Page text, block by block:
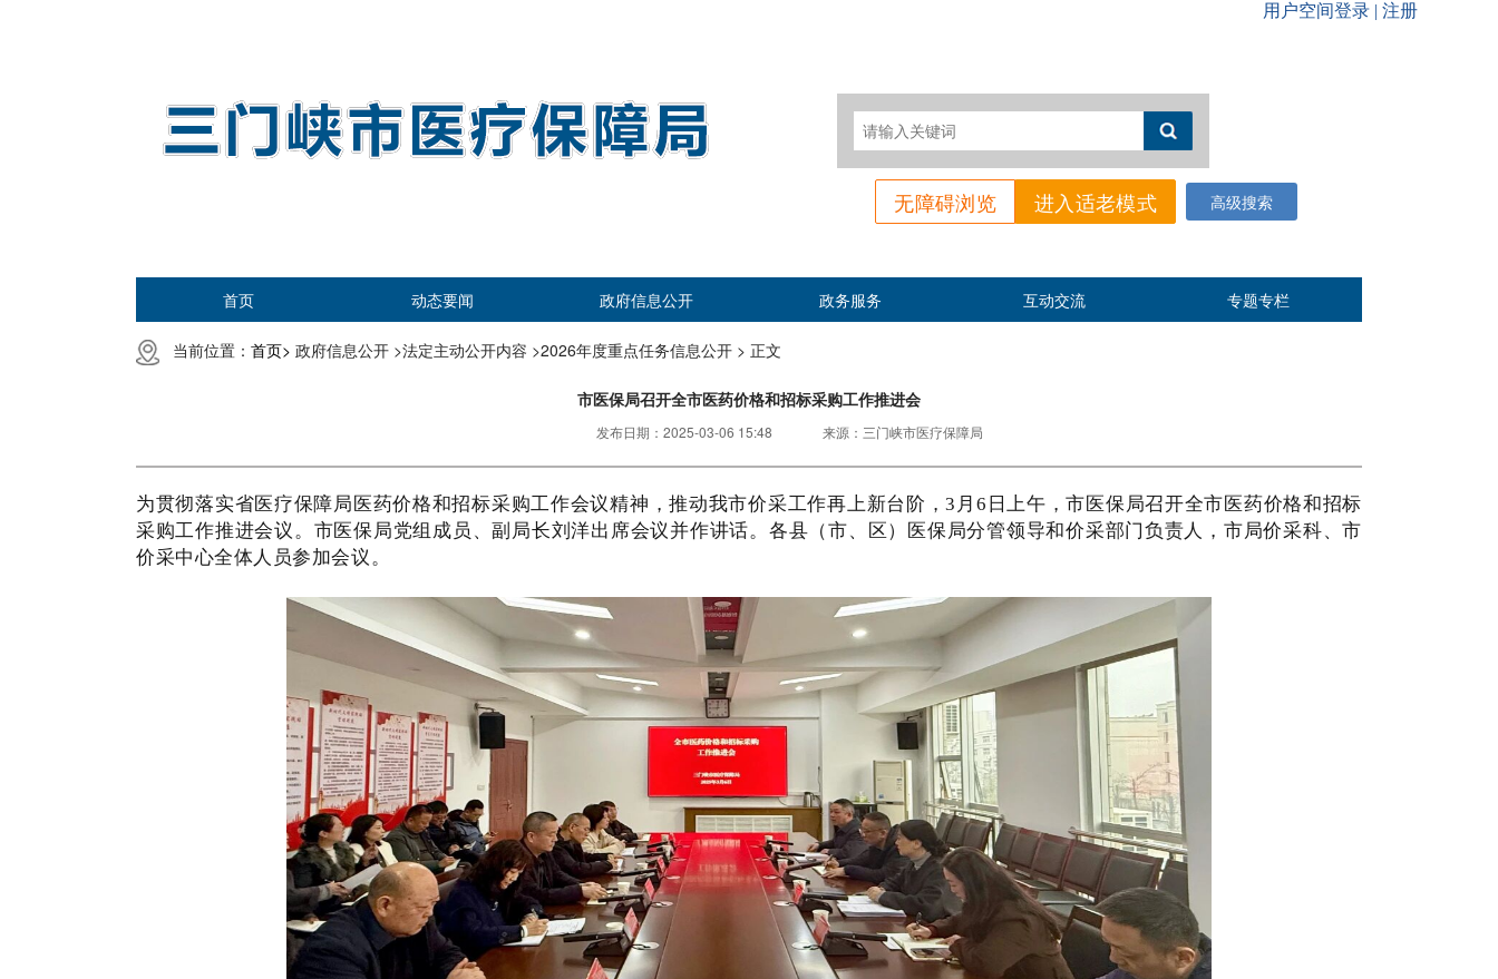
高级搜索
无障碍浏览 进入适老模式
首页 动态要闻 政府信息公开 政务服务 互动交流 专题专栏
当前位置： 首页> 政府信息公开 >法定主动公开内容 >2026年度重点任务信息公开 > 正文
市医保局召开全市医药价格和招标采购工作推进会
发布日期： 2025-03-06 15:48 来源： 三门峡市医疗保障局
为贯彻落实省医疗保障局医药价格和招标采购工作会议精神，推动我市价采工作再上新台阶 ，3月6日上午，市医保局召开全市医药价格和招标
采购工作推进会议。市医保局党组成员、副局长刘洋出席会议并作讲话。各县（市、区）医保局分管领导和价采部门负责人，市局价采科、市
价采中心全体人员参加会议。